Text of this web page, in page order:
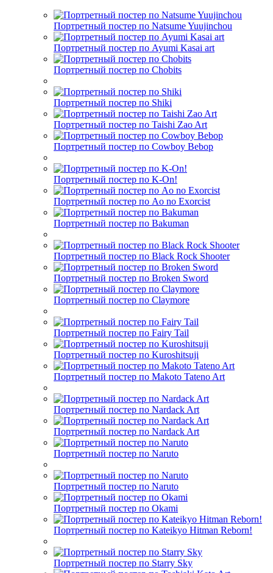
Портретный постер по Natsume Yuujinchou
Портретный постер по Ayumi Kasai art
Портретный постер по Chobits
Портретный постер по Shiki
Портретный постер по Taishi Zao Art
Портретный постер по Cowboy Bebop
Портретный постер по K-On!
Портретный постер по Ao no Exorcist
Портретный постер по Bakuman
Портретный постер по Black Rock Shooter
Портретный постер по Broken Sword
Портретный постер по Claymore
Портретный постер по Fairy Tail
Портретный постер по Kuroshitsuji
Портретный постер по Makoto Tateno Art
Портретный постер по Nardack Art
Портретный постер по Nardack Art
Портретный постер по Naruto
Портретный постер по Naruto
Портретный постер по Okami
Портретный постер по Kateikyo Hitman Reborn!
Портретный постер по Starry Sky